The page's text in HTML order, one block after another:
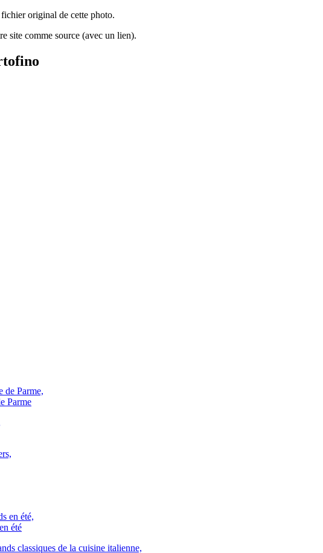
original de cette photo.
site comme source (avec un lien).
Parme
été